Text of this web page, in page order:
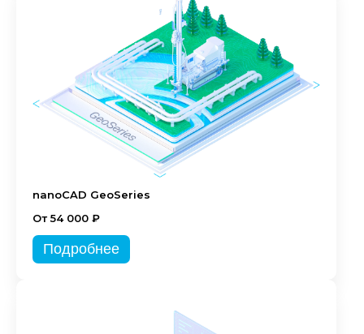
nanoCAD GeoSeries
От 54 000 ₽
Подробнее